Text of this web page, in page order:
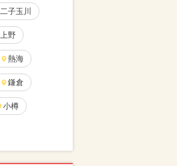
二子玉川
上野
熱海
鎌倉
小樽